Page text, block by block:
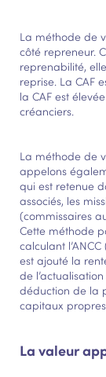
La méthode de
côté repreneur.
reprenabilité,
reprise. La CAF
la CAF est
créanciers.
La méthode de
appelons
qui est retenue
associés, les
(commissaires
Cette méthode
calculant
est ajouté la
de
déduction de la
capitaux
La valeur